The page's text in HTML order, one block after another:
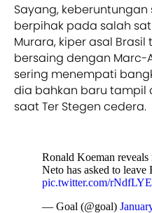
Sayang,
berpihak pada salah
Murara, kiper asal
bersaing dengan Marc-
sering menempati
dia bahkan baru
saat Ter Stegen cedera.
Ronald Koeman reveals
Neto has asked to leave
pic.twitter.com/
— Goal (@goal)